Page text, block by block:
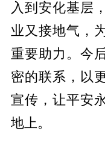
入到 安化基层
业又接地气，
重要助力 。今
密的联系 ， 以
宣传 ，让平安
地上。